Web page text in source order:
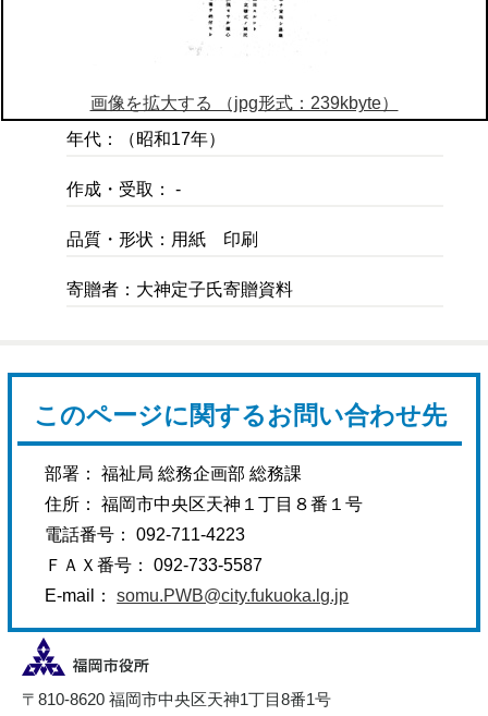
画像を拡大する （jpg形式：239kbyte）
年代：（昭和17年）
作成・受取： -
品質・形状：用紙 印刷
寄贈者：大神定子氏寄贈資料
このページに関するお問い合わせ先
部署： 福祉局 総務企画部 総務課
住所： 福岡市中央区天神１丁目８番１号
電話番号： 092-711-4223
ＦＡＸ番号： 092-733-5587
E-mail：somu.PWB@city.fukuoka.lg.jp
〒810-8620 福岡市中央区天神1丁目8番1号